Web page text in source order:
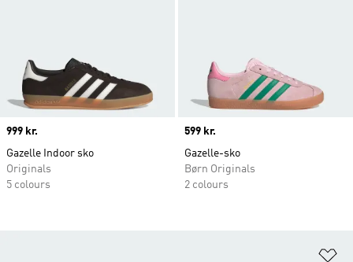
Price
999 kr.
Gazelle Indoor sko
Originals
5 colours
Price
599 kr.
Gazelle-sko
Børn Originals
2 colours